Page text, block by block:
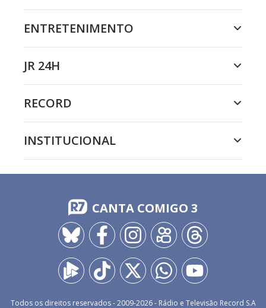
ENTRETENIMENTO
JR 24H
RECORD
INSTITUCIONAL
CANTA COMIGO 3
Todos os direitos reservados - 2009-2026- Rádio e Televisão Record S.A